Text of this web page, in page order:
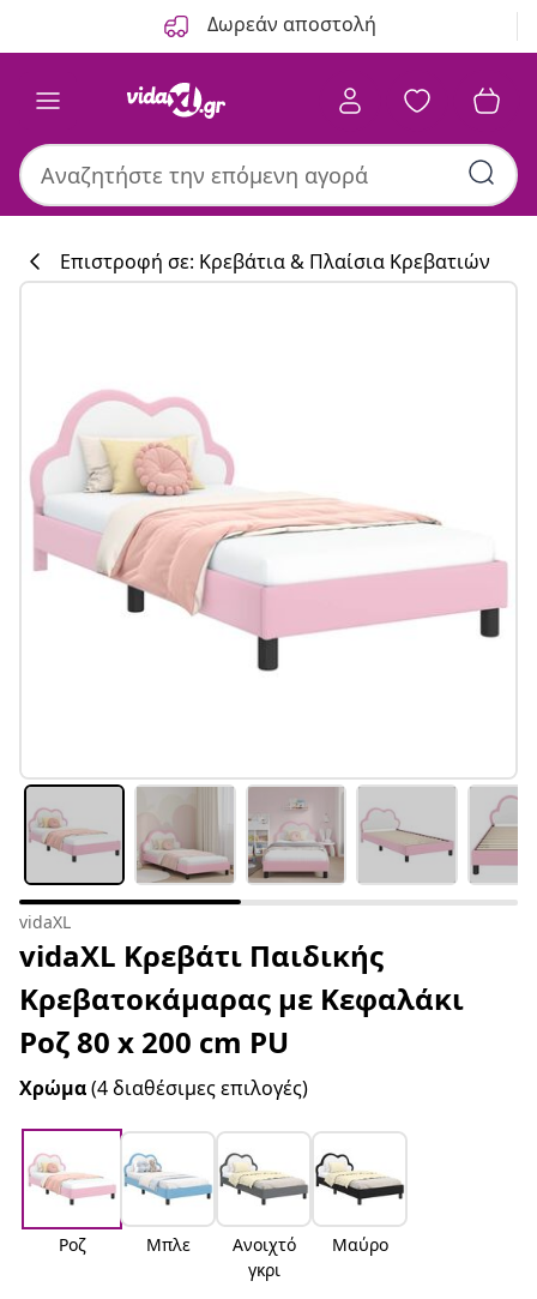
Δωρεάν αποστολή
#sharemevidaxl
Επιστροφή σε: Κρεβάτια & Πλαίσια Κρεβατιών
vidaXL
vidaXL Κρεβάτι Παιδικής
Κρεβατοκάμαρας με Κεφαλάκι
Ροζ 80 x 200 cm PU
Χρώμα(4 διαθέσιμες επιλογές)
Ροζ Μπλε
Ανοιχτό
γκρι
Μαύρο